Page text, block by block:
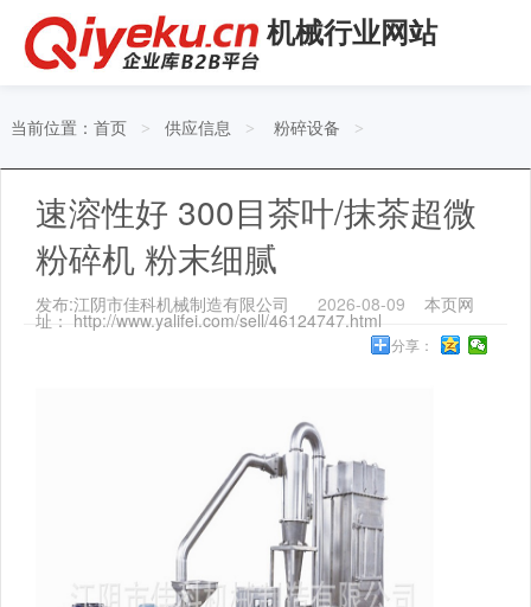
机械行业网站
当前位置： 首页 > 供应信息 > 粉碎设备 >
速溶性好 300目茶叶/抹茶超微
粉碎机 粉末细腻
发布:江阴市佳科机械制造有限公司 2026-08-09 本页网
址： http://www.yalifei.com/sell/46124747.html
分享：